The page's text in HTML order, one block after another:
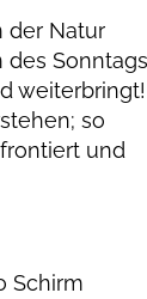
der Natur
des
weiterbringt!
so
und
Schirm